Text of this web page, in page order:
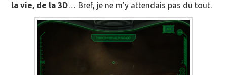
la vie, de la 3D… Bref, je ne m’y attendais pas du tout.